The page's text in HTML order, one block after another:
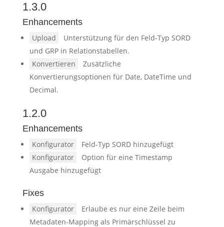
1.3.0
Enhancements
Upload
Unterstützung für den Feld-Typ SORD
und GRP in Relationstabellen.
Konvertieren
Zusätzliche
Konvertierungsoptionen für Date, DateTime und
Decimal.
1.2.0
Enhancements
Konfigurator
Feld-Typ SORD hinzugefügt
Konfigurator
Option für eine Timestamp
Ausgabe hinzugefügt
Fixes
Konfigurator
Erlaube es nur eine Zeile beim
Metadaten-Mapping als Primärschlüssel zu